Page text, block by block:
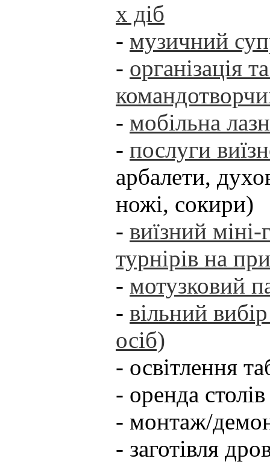
х діб
- музичний
- організація
- мобільна
- послуги
арбалети,
ножі, сокири)
- виїзний міні-
турнірів на
- мотузковий
- вільний
осіб)
- освітлення
- оренда столів
- монтаж/
- заготівля